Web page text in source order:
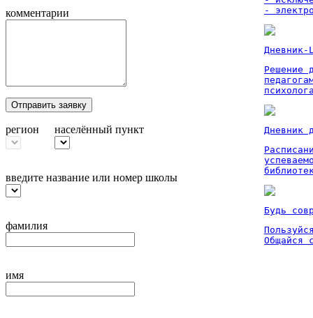
комментарии
Отправить заявку
регион населённый пункт
введите название или номер школы
фамилия
имя
-
Дневник-
Решение
Дневник
Будь
Общайся